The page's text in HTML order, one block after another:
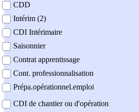
CDD
Intérim (2)
CDI Intérimaire
Saisonnier
Contrat apprentissage
Cont. professionnalisation
Prépa.opérationnel.emploi
CDI de chantier ou d'opération